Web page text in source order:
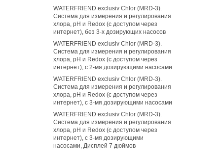
WATERFRIEND exclusiv Chlor (MRD-3).
Система для измерения и регулирования
хлора, pH и Redox (с доступом через
интернет), без 3-х дозирующих насосов
WATERFRIEND exclusiv Chlor (MRD-3).
Система для измерения и регулирования
хлора, pH и Redox (с доступом через
интернет), с 2-мя дозирующими насосами
WATERFRIEND exclusiv Chlor (MRD-3).
Система для измерения и регулирования
хлора, pH и Redox (с доступом через
интернет), с 3-мя дозирующими насосами
WATERFRIEND exclusiv Chlor (MRD-3).
Система для измерения и регулирования
хлора, pH и Redox (с доступом через
интернет), с 3-мя дозирующими
насосами, Дисплей 7 дюймов